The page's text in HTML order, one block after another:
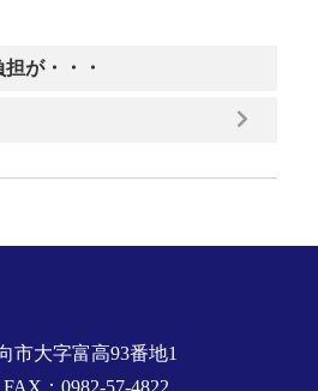
が・・・
市大字富高93番地1